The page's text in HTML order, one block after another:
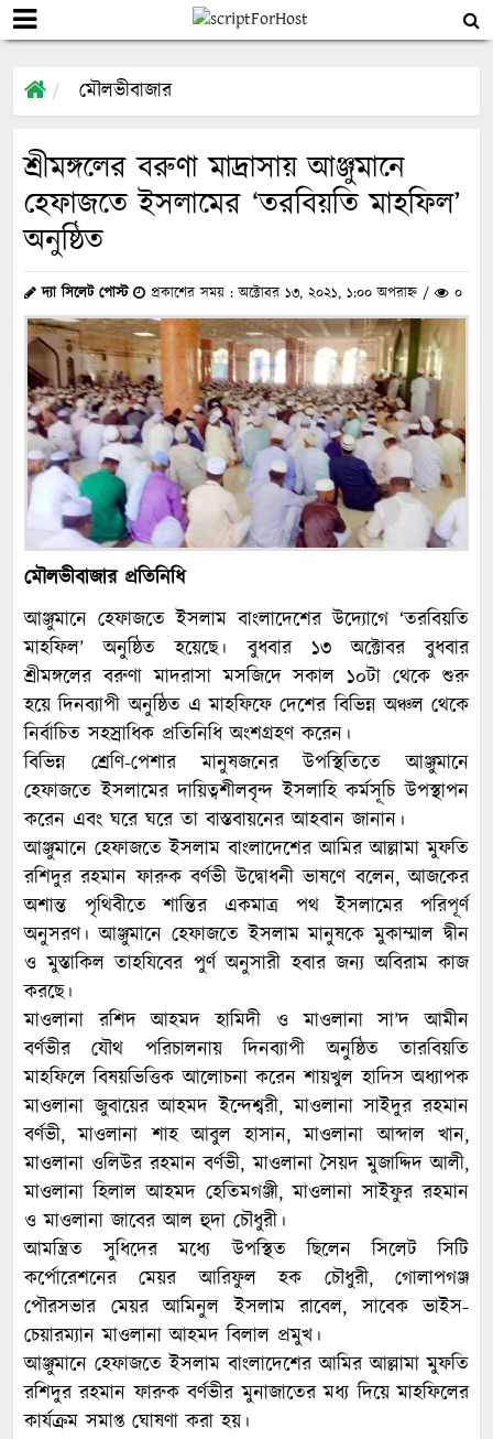
মৌলভীবাজার
শ্রীমঙ্গলের বরুণা মাদ্রাসায় আঞ্জুমানে
হেফাজতে ইসলামের ‘তরবিয়তি মাহফিল’
অনুষ্ঠিত
দ্যা সিলেট পোস্ট প্রকাশের সময় : অক্টোবর ১৩, ২০২১, ১:০০ অপরাহ্ন / ০
মৌলভীবাজার প্রতিনিধি
আঞ্জুমানে হেফাজতে ইসলাম বাংলাদেশের উদ্যোগে ‘তরবিয়তি
মাহফিল’ অনুষ্ঠিত হয়েছে। বুধবার ১৩ অক্টোবর বুধবার
শ্রীমঙ্গলের বরুণা মাদরাসা মসজিদে সকাল ১০টা থেকে শুরু
হয়ে দিনব্যাপী অনুষ্ঠিত এ মাহফিফে দেশের বিভিন্ন অঞ্চল থেকে
নির্বাচিত সহস্রাধিক প্রতিনিধি অংশগ্রহণ করেন।
বিভিন্ন শ্রেণি-পেশার মানুষজনের উপস্থিতিতে আঞ্জুমানে
হেফাজতে ইসলামের দায়িত্বশীলবৃন্দ ইসলাহি কর্মসূচি উপস্থাপন
করেন এবং ঘরে ঘরে তা বাস্তবায়নের আহবান জানান।
আঞ্জুমানে হেফাজতে ইসলাম বাংলাদেশের আমির আল্লামা মুফতি
রশিদুর রহমান ফারুক বর্ণভী উদ্বোধনী ভাষণে বলেন, আজকের
অশান্ত পৃথিবীতে শান্তির একমাত্র পথ ইসলামের পরিপূর্ণ
অনুসরণ। আঞ্জুমানে হেফাজতে ইসলাম মানুষকে মুকাম্মাল দ্বীন
ও মুস্তাকিল তাহযিবের পুর্ণ অনুসারী হবার জন্য অবিরাম কাজ
করছে।
মাওলানা রশিদ আহমদ হামিদী ও মাওলানা সা’দ আমীন
বর্ণভীর যৌথ পরিচালনায় দিনব্যাপী অনুষ্ঠিত তারবিয়তি
মাহফিলে বিষয়ভিত্তিক আলোচনা করেন শায়খুল হাদিস অধ্যাপক
মাওলানা জুবায়ের আহমদ ইন্দেশ্বরী, মাওলানা সাইদুর রহমান
বর্ণভী, মাওলানা শাহ আবুল হাসান, মাওলানা আব্দাল খান,
মাওলানা ওলিউর রহমান বর্ণভী, মাওলানা সৈয়দ মুজাদ্দিদ আলী,
মাওলানা হিলাল আহমদ হেতিমগঞ্জী, মাওলানা সাইফুর রহমান
ও মাওলানা জাবের আল হুদা চৌধুরী।
আমন্ত্রিত সুধিদের মধ্যে উপস্থিত ছিলেন সিলেট সিটি
কর্পোরেশনের মেয়র আরিফুল হক চৌধুরী, গোলাপগঞ্জ
পৌরসভার মেয়র আমিনুল ইসলাম রাবেল, সাবেক ভাইস-
চেয়ারম্যান মাওলানা আহমদ বিলাল প্রমুখ।
আঞ্জুমানে হেফাজতে ইসলাম বাংলাদেশের আমির আল্লামা মুফতি
রশিদুর রহমান ফারুক বর্ণভীর মুনাজাতের মধ্য দিয়ে মাহফিলের
কার্যক্রম সমাপ্ত ঘোষণা করা হয়।